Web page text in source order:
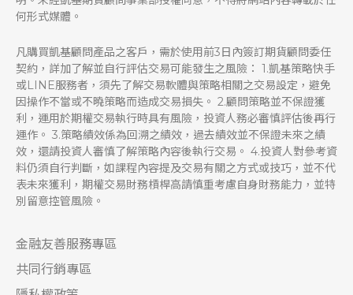
何形式媒體。
凡購買凱基顧問產品之客戶，需於使用前3日內簽訂期貨顧問委任
契約，詳加了解並自行評估交易可能發生之風險： 1.凱基策略快手
或LINE服務者，須先了解交易軟體與策略相關之交易設定，避免
因操作不當或不曉策略而造成交易損失。 2.顧問策略並不保證獲
利，運用於期權交易執行時具有風險，投資人務必審慎評估後再行
運作。 3.策略績效係為回溯之績效，過去績效並不保證未來之績
效，還請投資人審慎了解策略內容後執行交易。 4.投資人對參考資
料仍須自行判斷，如課程內容提及交易有關之方式或技巧，並不代
表未來獲利，期權交易財務槓桿高請慎重考慮自身財務能力，並特
別留意控管風險。
金融友善服務專區
共同行銷專區